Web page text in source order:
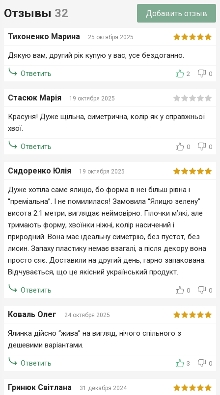
Отзывы 32 Добавить отзыв
Тихоненко Марина 25 октября 2025
Дякую вам, другий рік купую у вас, усе бездоганно.
Ответить 2 0
Стасюк Марія 19 октября 2025
Красуня! Дуже щільна, симетрична, колір як у справжньої
хвої.
Ответить 0 0
Сидоренко Юлія 19 октября 2025
Дуже хотіла саме ялицю, бо форма в неї більш рівна і
“преміальна”. І не помилилася! Замовила “Ялицю зелену”
висота 2.1 метри, виглядає неймовірно. Гілочки м’які, але
тримають форму, хвоїнки ніжні, колір насичений і
природний. Вона має ідеальну симетрію, без пустот, без
лисин. Запаху пластику немає взагалі, а після декору вона
просто сяє. Доставили на другий день, гарно запакована.
Відчувається, що це якісний український продукт.
Ответить 0 0
Коваль Олег 24 октября 2025
Ялинка дійсно “жива” на вигляд, нічого спільного з
дешевими варіантами.
Ответить 3 0
Гринюк Світлана 31 декабря 2024